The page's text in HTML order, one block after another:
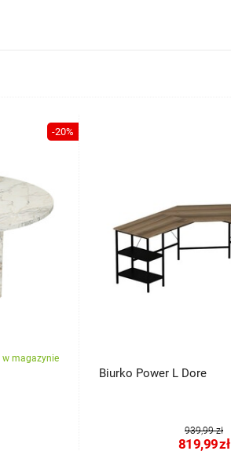
-20%
w magazynie
Biurko Power L Dore
939,99 zł
819,99zł